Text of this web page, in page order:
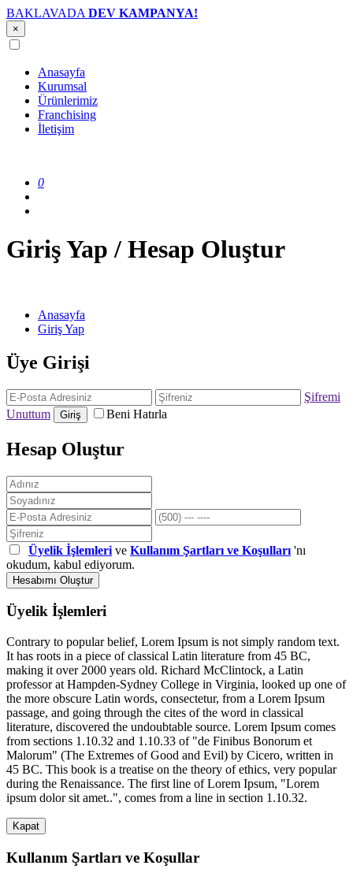
BAKLAVADA DEV KAMPANYA!
×
Anasayfa
Kurumsal
Ürünlerimiz
Franchising
İletişim
0
Giriş Yap / Hesap Oluştur
Anasayfa
Giriş Yap
Üye Girişi
Şifremi
Unuttum
Giriş Beni Hatırla
Hesap Oluştur
Üyelik İşlemleri ve Kullanım Şartları ve Koşulları 'nı
okudum, kabul ediyorum.
Hesabımı Oluştur
Üyelik İşlemleri
Contrary to popular belief, Lorem Ipsum is not simply random text.
It has roots in a piece of classical Latin literature from 45 BC,
making it over 2000 years old. Richard McClintock, a Latin
professor at Hampden-Sydney College in Virginia, looked up one of
the more obscure Latin words, consectetur, from a Lorem Ipsum
passage, and going through the cites of the word in classical
literature, discovered the undoubtable source. Lorem Ipsum comes
from sections 1.10.32 and 1.10.33 of "de Finibus Bonorum et
Malorum" (The Extremes of Good and Evil) by Cicero, written in
45 BC. This book is a treatise on the theory of ethics, very popular
during the Renaissance. The first line of Lorem Ipsum, "Lorem
ipsum dolor sit amet..", comes from a line in section 1.10.32.
Kapat
Kullanım Şartları ve Koşullar